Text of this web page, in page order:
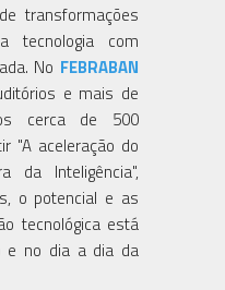
transformações
tecnologia com
No FEBRABAN
e mais de
cerca de 500
"A aceleração do
da Inteligência",
o potencial e as
tecnológica está
e no dia a dia da